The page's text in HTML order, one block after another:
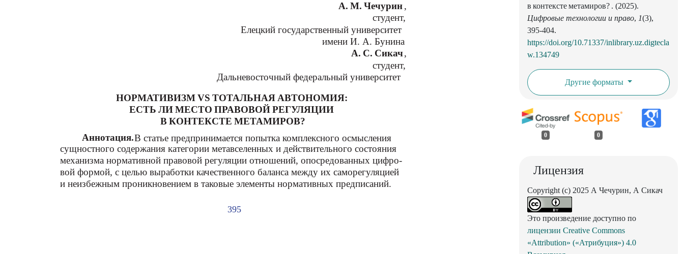
395
А. М. Чечурин,
студент,
Елецкий государственный университет
имени И. А. Бунина
А. С. Сикач,
студент,
Дальневосточный федеральный университет
НОРМАТИВИЗМ VS ТОТАЛЬНАЯ АВТОНОМИЯ:
ЕСТЬ ЛИ МЕСТО ПРАВОВОЙ РЕГУЛЯЦИИ
В КОНТЕКСТЕ МЕТАМИРОВ?
Аннотация.В статье предпринимается попытка комплексного осмысления
сущностного содержания категории метавселенных и действительного состояния
механизма нормативной правовой регуляции отношений, опосредованных цифро-
вой формой, с целью выработки качественного баланса между их саморегуляцией
и неизбежным проникновением в таковые элементы нормативных предписаний.
в контексте метамиров? . (2025).
Цифровые технологии и право, 1(3),
395-404.
https://doi.org/10.71337/inlibrary.uz.digtecla
w.134749
Другие форматы
0 0
Лицензия
Copyright (c) 2025 А Чечурин, А Сикач
Это произведение доступно по
лицензии Creative Commons
«Attribution» («Атрибуция») 4.0